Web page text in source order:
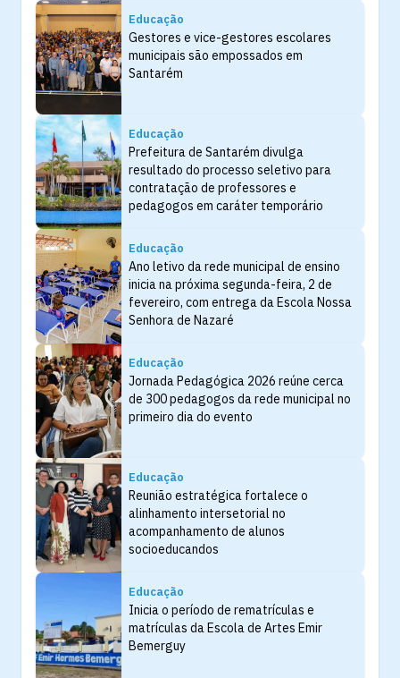
Educação
Gestores e vice-gestores escolares
municipais são empossados em
Santarém
Educação
Prefeitura de Santarém divulga
resultado do processo seletivo para
contratação de professores e
pedagogos em caráter temporário
Educação
Ano letivo da rede municipal de ensino
inicia na próxima segunda-feira, 2 de
fevereiro, com entrega da Escola Nossa
Senhora de Nazaré
Educação
Jornada Pedagógica 2026 reúne cerca
de 300 pedagogos da rede municipal no
primeiro dia do evento
Educação
Reunião estratégica fortalece o
alinhamento intersetorial no
acompanhamento de alunos
socioeducandos
Educação
Inicia o período de rematrículas e
matrículas da Escola de Artes Emir
Bemerguy